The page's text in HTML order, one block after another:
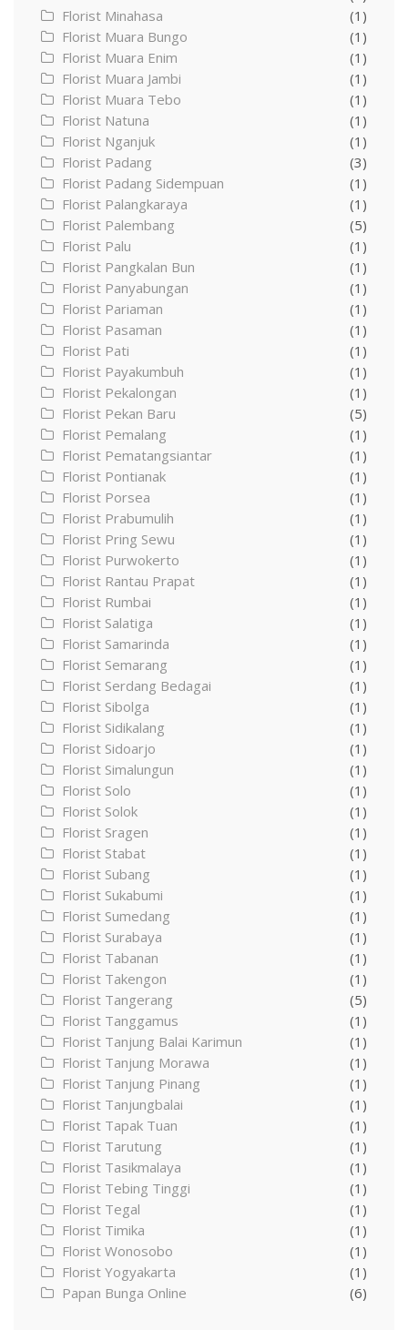
Florist Minahasa
(1)
Florist Muara Bungo
(1)
Florist Muara Enim
(1)
Florist Muara Jambi
(1)
Florist Muara Tebo
(1)
Florist Natuna
(1)
Florist Nganjuk
(1)
Florist Padang
(3)
Florist Padang Sidempuan
(1)
Florist Palangkaraya
(1)
Florist Palembang
(5)
Florist Palu
(1)
Florist Pangkalan Bun
(1)
Florist Panyabungan
(1)
Florist Pariaman
(1)
Florist Pasaman
(1)
Florist Pati
(1)
Florist Payakumbuh
(1)
Florist Pekalongan
(1)
Florist Pekan Baru
(5)
Florist Pemalang
(1)
Florist Pematangsiantar
(1)
Florist Pontianak
(1)
Florist Porsea
(1)
Florist Prabumulih
(1)
Florist Pring Sewu
(1)
Florist Purwokerto
(1)
Florist Rantau Prapat
(1)
Florist Rumbai
(1)
Florist Salatiga
(1)
Florist Samarinda
(1)
Florist Semarang
(1)
Florist Serdang Bedagai
(1)
Florist Sibolga
(1)
Florist Sidikalang
(1)
Florist Sidoarjo
(1)
Florist Simalungun
(1)
Florist Solo
(1)
Florist Solok
(1)
Florist Sragen
(1)
Florist Stabat
(1)
Florist Subang
(1)
Florist Sukabumi
(1)
Florist Sumedang
(1)
Florist Surabaya
(1)
Florist Tabanan
(1)
Florist Takengon
(1)
Florist Tangerang
(5)
Florist Tanggamus
(1)
Florist Tanjung Balai Karimun
(1)
Florist Tanjung Morawa
(1)
Florist Tanjung Pinang
(1)
Florist Tanjungbalai
(1)
Florist Tapak Tuan
(1)
Florist Tarutung
(1)
Florist Tasikmalaya
(1)
Florist Tebing Tinggi
(1)
Florist Tegal
(1)
Florist Timika
(1)
Florist Wonosobo
(1)
Florist Yogyakarta
(1)
Papan Bunga Online
(6)